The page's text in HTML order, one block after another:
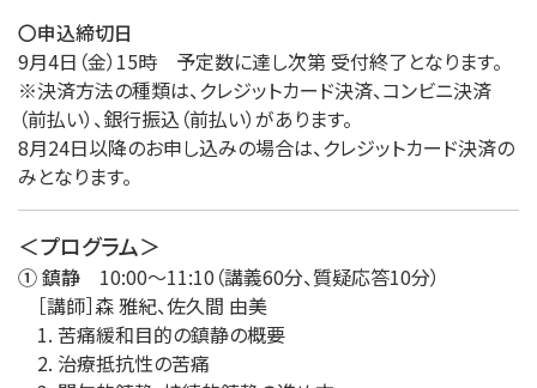
〇申込締切日
9月4日（金）15時 予定数に達し次第 受付終了となります。
※決済方法の種類は、クレジットカード決済、コンビニ決済
（前払い）、銀行振込（前払い）があります。
8月24日以降のお申し込みの場合は、クレジットカード決済の
みとなります。
＜プログラム＞
① 鎮静 10:00～11:10（講義60分、質疑応答10分）
［講師］森 雅紀、佐久間 由美
1. 苦痛緩和目的の鎮静の概要
2. 治療抵抗性の苦痛